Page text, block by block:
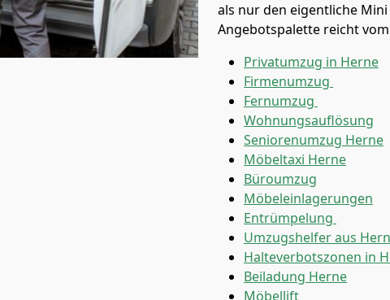
als nur den eigentliche
Angebotspalette reicht
Privatumzug in Herne
Firmenumzug
Fernumzug
Wohnungsauflösung
Seniorenumzug Herne
Möbeltaxi Herne
Büroumzug
Möbeleinlagerungen
Entrümpelung
Umzugshelfer aus
Halteverbotszonen in
Beiladung Herne
Möbellift